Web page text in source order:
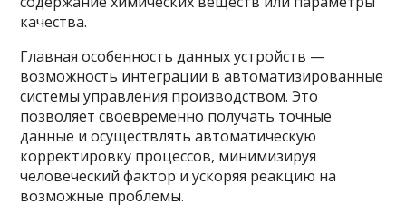
качества.
Главная особенность данных устройств —
возможность интеграции в автоматизированные
системы управления производством. Это
позволяет своевременно получать точные
данные и осуществлять автоматическую
корректировку процессов, минимизируя
человеческий фактор и ускоряя реакцию на
возможные проблемы.